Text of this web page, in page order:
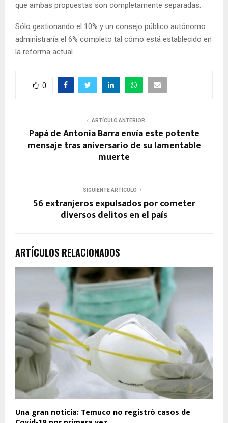
que ambas propuestas son completamente separadas.
Sólo gestionando el 10% y un consejo público autónomo
administraría el 6% completo tal cómo está establecido en
la reforma actual.
0
ARTÍCULO ANTERIOR
Papá de Antonia Barra envía este potente
mensaje tras aniversario de su lamentable
muerte
SIGUIENTE ARTÍCULO
56 extranjeros expulsados por cometer
diversos delitos en el país
ARTÍCULOS RELACIONADOS
Una gran noticia: Temuco no registró casos de